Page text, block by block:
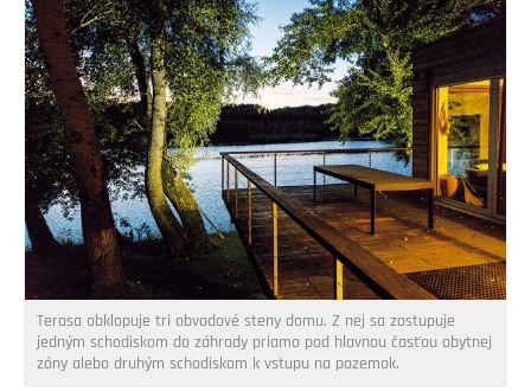
Terasa obklopuje tri obvodové steny domu. Z nej sa zostupuje
jedným schodiskom do záhrady priamo pod hlavnou časťou obytnej
zóny alebo druhým schodiskom k vstupu na pozemok.